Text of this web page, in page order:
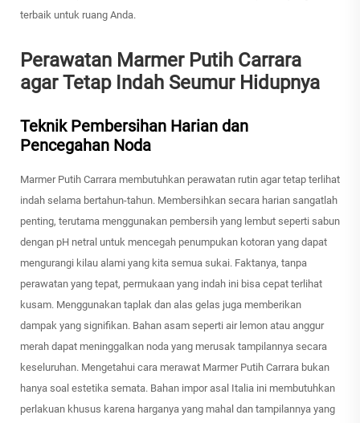
terbaik untuk ruang Anda.
Perawatan Marmer Putih Carrara
agar Tetap Indah Seumur Hidupnya
Teknik Pembersihan Harian dan
Pencegahan Noda
Marmer Putih Carrara membutuhkan perawatan rutin agar tetap terlihat
indah selama bertahun-tahun. Membersihkan secara harian sangatlah
penting, terutama menggunakan pembersih yang lembut seperti sabun
dengan pH netral untuk mencegah penumpukan kotoran yang dapat
mengurangi kilau alami yang kita semua sukai. Faktanya, tanpa
perawatan yang tepat, permukaan yang indah ini bisa cepat terlihat
kusam. Menggunakan taplak dan alas gelas juga memberikan
dampak yang signifikan. Bahan asam seperti air lemon atau anggur
merah dapat meninggalkan noda yang merusak tampilannya secara
keseluruhan. Mengetahui cara merawat Marmer Putih Carrara bukan
hanya soal estetika semata. Bahan impor asal Italia ini membutuhkan
perlakuan khusus karena harganya yang mahal dan tampilannya yang